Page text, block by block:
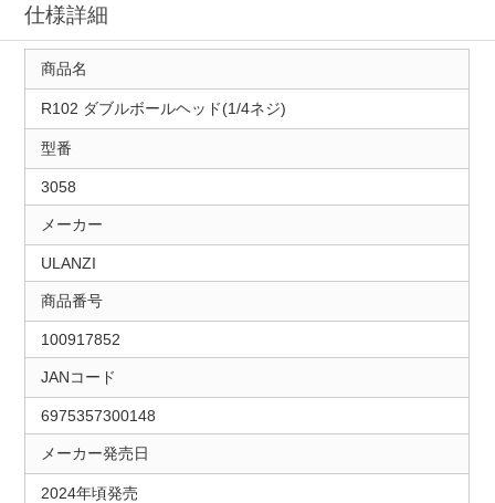
仕様詳細
商品名
R102 ダブルボールヘッド(1/4ネジ)
型番
3058
メーカー
ULANZI
商品番号
100917852
JANコード
6975357300148
メーカー発売日
2024年頃発売